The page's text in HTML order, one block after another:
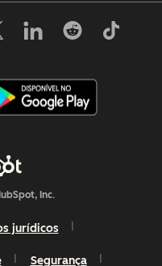
Inc.
jurídicos
Segurança